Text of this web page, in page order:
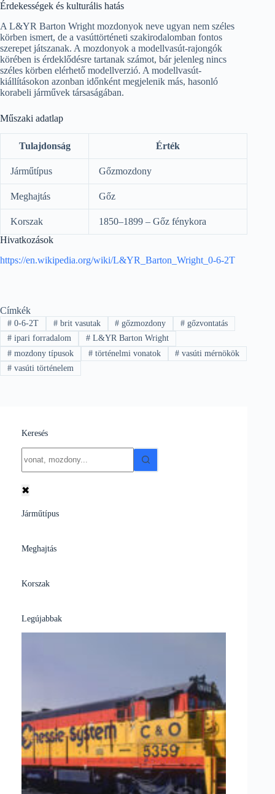
Érdekességek és kulturális hatás
A L&YR Barton Wright mozdonyok neve ugyan nem széles
körben ismert, de a vasúttörténeti szakirodalomban fontos
szerepet játszanak. A mozdonyok a modellvasút-rajongók
körében is érdeklődésre tartanak számot, bár jelenleg nincs
széles körben elérhető modellverzió. A modellvasút-
kiállításokon azonban időnként megjelenik más, hasonló
korabeli járművek társaságában.
Műszaki adatlap
Tulajdonság Érték
Járműtípus Gőzmozdony
Meghajtás Gőz
Korszak
1850–1899 – Gőz fénykora
Hivatkozások
https://en.wikipedia.org/wiki/L&YR_Barton_Wright_0-6-2T
Címkék
#0-6-2T #brit vasutak # gőzmozdony # gőzvontatás
#ipari forradalom #L&YR Barton Wright
#mozdony típusok #történelmi vonatok # vasúti mérnökök
#vasúti történelem
Keresés
results
✖
Járműtípus
Meghajtás
Korszak
Legújabbak